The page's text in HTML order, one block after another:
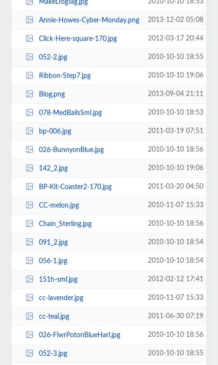
MakeDogTag.jpg 2010-10-10 18:53
Annie-Howes-Cyber-Monday.png 2013-12-02 05:08
Click-Here-square-170.jpg 2012-03-17 20:44
052-2.jpg 2010-10-10 18:55
Ribbon-Step7.jpg 2010-10-10 19:06
Blog.png 2013-09-04 21:11
078-MedBailsSml.jpg 2010-10-10 18:53
bp-006.jpg 2011-03-19 07:51
026-BunnyonBlue.jpg 2010-10-10 18:56
142_2.jpg 2010-10-10 19:06
BP-Kit-Coaster2-170.jpg 2011-03-20 04:50
CC-melon.jpg 2010-11-07 15:33
Chain_Sterling.jpg 2010-10-10 18:56
091_2.jpg 2010-10-10 18:54
056-1.jpg 2010-10-10 18:54
151h-sml.jpg 2012-02-12 17:41
cc-lavender.jpg 2010-11-07 15:33
cc-teal.jpg 2011-06-30 07:19
026-FlwrPotonBlueHarl.jpg 2010-10-10 18:56
052-3.jpg 2010-10-10 18:55